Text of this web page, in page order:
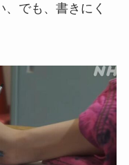
でも、書きにく